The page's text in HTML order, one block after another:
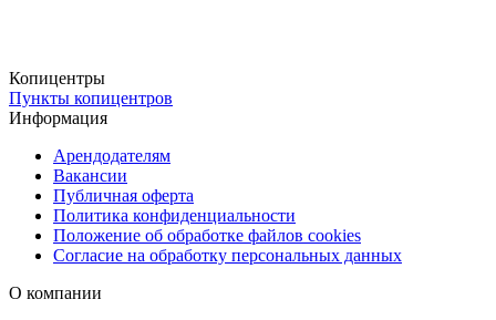
Удобная доставка
Готовые сканы документов можно забрать бесплатно в наших
курьер). Для срочных заказов предусмотрена курьерская
в день оформления заказа, что позволяет вам оперативно
получить нужные материалы без задержек.
Копицентры
Пункты копицентров
Информация
Арендодателям
Вакансии
Публичная оферта
Политика конфиденциальности
Положение об обработке файлов cookies
Согласие на обработку персональных данных
О компании